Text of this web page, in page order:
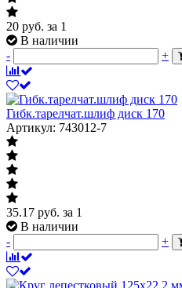
20 руб. за 1
В наличии
-
+
Гибк.тарелчат.шлиф диск 170
Артикул: 743012-7
35.17 руб. за 1
В наличии
-
+